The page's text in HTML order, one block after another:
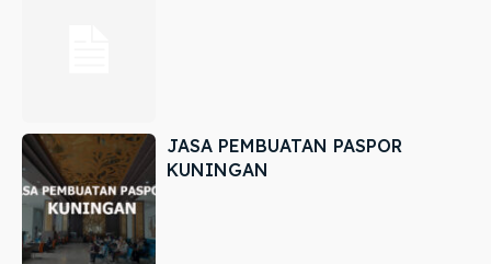
JASA PEMBUATAN PASPOR
KUNINGAN